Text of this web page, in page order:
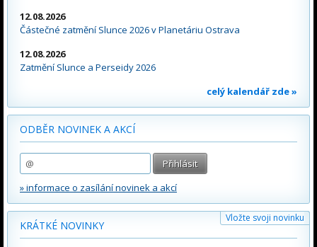
12.08.2026
Částečné zatmění Slunce 2026 v Planetáriu Ostrava
12.08.2026
Zatmění Slunce a Perseidy 2026
celý kalendář zde »
ODBĚR NOVINEK A AKCÍ
» informace o zasílání novinek a akcí
Vložte svoji novinku
KRÁTKÉ NOVINKY